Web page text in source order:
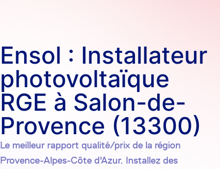
Ensol : Installateur
photovoltaïque
RGE à Salon-de-
Provence (13300)
Le meilleur rapport qualité/prix de la région
Provence-Alpes-Côte d'Azur. Installez des